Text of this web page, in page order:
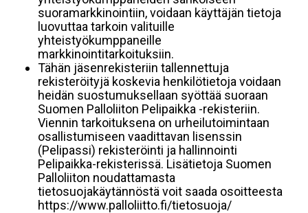
suoramarkkinointiin, voidaan käyttäjän tietoja
luovuttaa tarkoin valituille
yhteistyökumppaneille
markkinointitarkoituksiin.
Tähän jäsenrekisteriin tallennettuja
rekisteröityjä koskevia henkilötietoja voidaan
heidän suostumuksellaan syöttää suoraan
Suomen Palloliiton Pelipaikka -rekisteriin.
Viennin tarkoituksena on urheilutoimintaan
osallistumiseen vaadittavan lisenssin
(Pelipassi) rekisteröinti ja hallinnointi
Pelipaikka-rekisterissä. Lisätietoja Suomen
Palloliiton noudattamasta
tietosuojakäytännöstä voit saada osoitteesta
https://www.palloliitto.fi/tietosuoja/